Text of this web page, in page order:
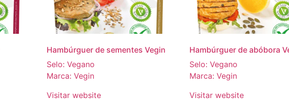
Hambúrguer de sementes Vegin
Selo: Vegano
Marca: Vegin
Visitar website
Hambúrguer de abóbora
Selo: Vegano
Marca: Vegin
Visitar website